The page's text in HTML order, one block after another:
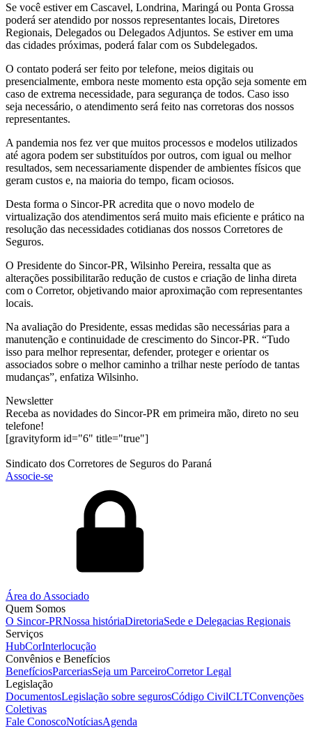
Se você estiver em Cascavel, Londrina, Maringá ou Ponta Grossa
poderá ser atendido por nossos representantes locais, Diretores
Regionais, Delegados ou Delegados Adjuntos. Se estiver em uma
das cidades próximas, poderá falar com os Subdelegados.
O contato poderá ser feito por telefone, meios digitais ou
presencialmente, embora neste momento esta opção seja somente em
caso de extrema necessidade, para segurança de todos. Caso isso
seja necessário, o atendimento será feito nas corretoras dos nossos
representantes.
A pandemia nos fez ver que muitos processos e modelos utilizados
até agora podem ser substituídos por outros, com igual ou melhor
resultados, sem necessariamente dispender de ambientes físicos que
geram custos e, na maioria do tempo, ficam ociosos.
Desta forma o Sincor-PR acredita que o novo modelo de
virtualização dos atendimentos será muito mais eficiente e prático na
resolução das necessidades cotidianas dos nossos Corretores de
Seguros.
O Presidente do Sincor-PR, Wilsinho Pereira, ressalta que as
alterações possibilitarão redução de custos e criação de linha direta
com o Corretor, objetivando maior aproximação com representantes
locais.
Na avaliação do Presidente, essas medidas são necessárias para a
manutenção e continuidade de crescimento do Sincor-PR. “Tudo
isso para melhor representar, defender, proteger e orientar os
associados sobre o melhor caminho a trilhar neste período de tantas
mudanças”, enfatiza Wilsinho.
Newsletter
Receba as novidades do Sincor-PR em primeira mão, direto no seu
telefone!
[gravityform id="6" title="true"]
Sindicato dos Corretores de Seguros do Paraná
Associe-se
Área do Associado
Quem Somos
O Sincor-PRNossa históriaDiretoriaSede e Delegacias Regionais
Serviços
HubCorInterlocução
Convênios e Benefícios
BenefíciosParceriasSeja um ParceiroCorretor Legal
Legislação
DocumentosLegislação sobre segurosCódigo CivilCLTConvenções
Coletivas
Fale ConoscoNotíciasAgenda